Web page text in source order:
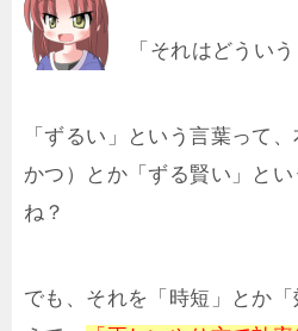
「それはどういう
「ずるい」という言葉って
かつ）とか「ずる賢い」と
ね？
でも、それを「時短」とか